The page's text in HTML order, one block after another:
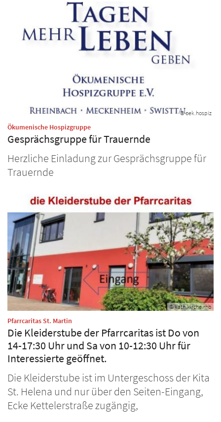
© oek.hospiz
Ökumenische Hospizgruppe:
Gesprächsgruppe für Trauernde
Herzliche Einladung zur Gesprächsgruppe für
Trauernde
© kath.kirche.rhb
Pfarrcaritas St. Martin
Die Kleiderstube der Pfarrcaritas ist Do von
14-17:30 Uhr und Sa von 10-12:30 Uhr für
Interessierte geöffnet.
Die Kleiderstube ist im Untergeschoss der Kita
St. Helena und nur über den Seiten-Eingang,
Ecke Kettelerstraße zugängig,